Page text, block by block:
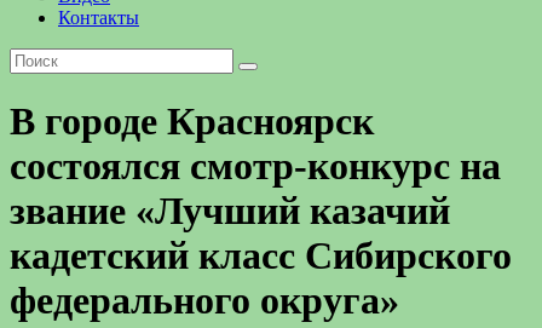
Контакты
В городе Красноярск
состоялся смотр-конкурс на
звание «Лучший казачий
кадетский класс Сибирского
федерального округа»